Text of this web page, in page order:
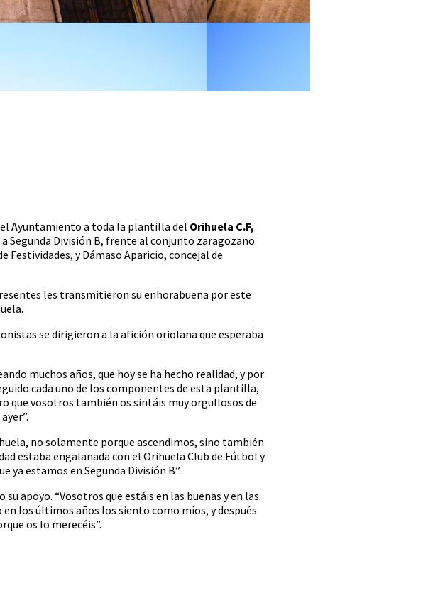
el Ayuntamiento a toda la plantilla del Orihuela C.F,
Segunda División B, frente al conjunto zaragozano
y Dámaso Aparicio, concejal de
les transmitieron su enhorabuena por este
se dirigieron a la afición oriolana que esperaba
muchos años, que hoy se ha hecho realidad, y por
cada uno de los componentes de esta plantilla,
que vosotros también os sintáis muy orgullosos de
no solamente porque ascendimos, sino también
estaba engalanada con el Orihuela Club de Fútbol y
ya estamos en Segunda División B”.
apoyo. “Vosotros que estáis en las buenas y en las
los últimos años los siento como míos, y después
os lo merecéis”.